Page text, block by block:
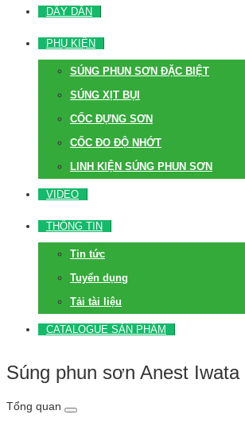
DÂY DẪN
PHỤ KIỆN
SÚNG PHUN SƠN ĐẶC BIỆT
SÚNG XỊT BỤI
CỐC ĐỰNG SƠN
CỐC ĐO ĐỘ NHỚT
LINH KIỆN SÚNG PHUN SƠN
VIDEO
THÔNG TIN
Tin tức
Tuyển dụng
Tải tài liệu
CATALOGUE SẢN PHẨM
Súng phun sơn Anest Iwata
Tổng quan